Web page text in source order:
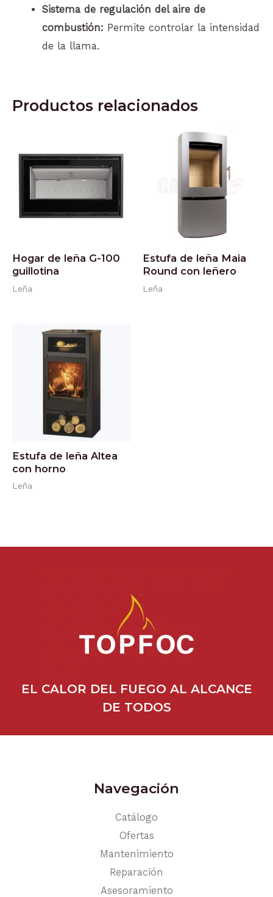
Sistema de regulación del aire de
combustión: Permite controlar la intensidad
de la llama.
Productos relacionados
Hogar de leña G-100
guillotina
Leña
Estufa de leña Maia
Round con leñero
Leña
Estufa de leña Altea
con horno
Leña
EL CALOR DEL FUEGO AL ALCANCE
DE TODOS
Navegación
Catálogo
Ofertas
Mantenimiento
Reparación
Asesoramiento